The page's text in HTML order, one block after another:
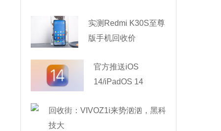
实测Redmi K30S至尊
版手机回收价
官方推送iOS
14/iPadOS 14
回收街：VIVOZ1i来势汹汹，黑科
技大